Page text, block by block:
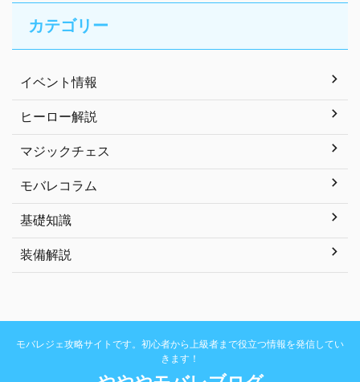
カテゴリー
イベント情報
ヒーロー解説
マジックチェス
モバレコラム
基礎知識
装備解説
モバレジェ攻略サイトです。初心者から上級者まで役立つ情報を発信してい
きます！